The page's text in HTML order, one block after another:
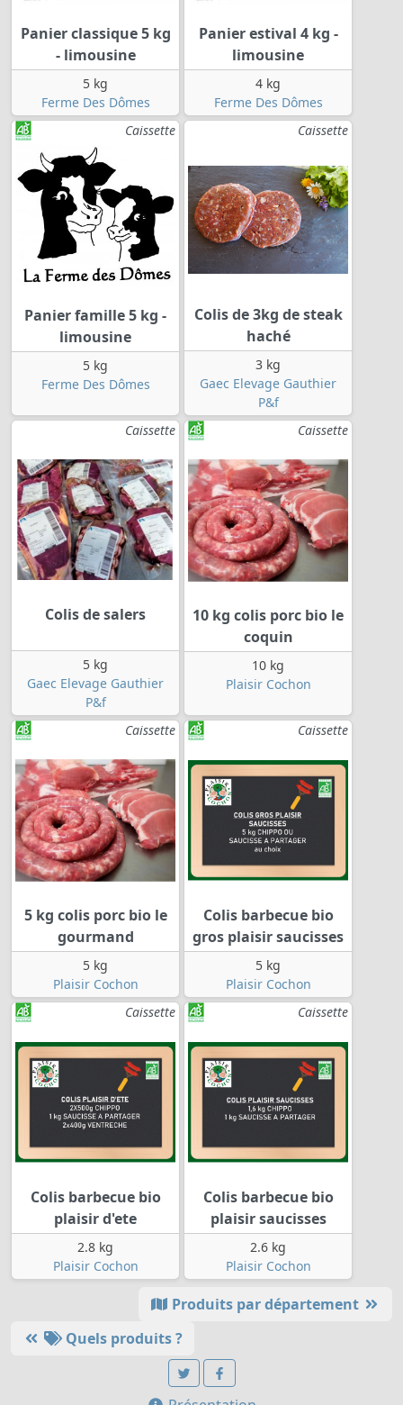
Panier classique 5 kg
- limousine
5 kg
Ferme Des Dômes
Panier estival 4 kg -
limousine
4 kg
Ferme Des Dômes
Caissette
Panier famille 5 kg -
limousine
5 kg
Ferme Des Dômes
Caissette
Colis de 3kg de steak
haché
3 kg
Gaec Elevage Gauthier
P&f
Caissette
Colis de salers
5 kg
Gaec Elevage Gauthier
P&f
Caissette
10 kg colis porc bio le
coquin
10 kg
Plaisir Cochon
Caissette
5 kg colis porc bio le
gourmand
5 kg
Plaisir Cochon
Caissette
Colis barbecue bio
gros plaisir saucisses
5 kg
Plaisir Cochon
Caissette
Colis barbecue bio
plaisir d'ete
2.8 kg
Plaisir Cochon
Caissette
Colis barbecue bio
plaisir saucisses
2.6 kg
Plaisir Cochon
Produits par département
Quels produits ?